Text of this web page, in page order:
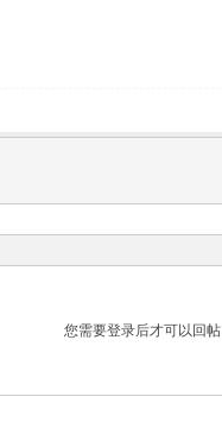
您需要登录后才可以回帖